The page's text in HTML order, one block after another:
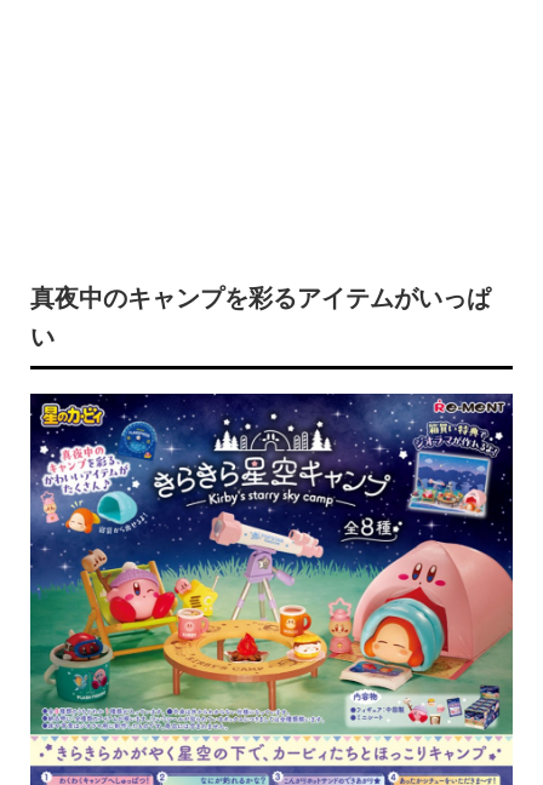
真夜中のキャンプを彩るアイテムがいっぱ
い